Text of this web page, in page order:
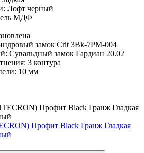
Лофт черный
МДФ
замок Crit 3Bk-7PM-004
Сувальдный замок Гардиан 20.02
3 контура
10 мм
Профит Black Гранж Гладкая